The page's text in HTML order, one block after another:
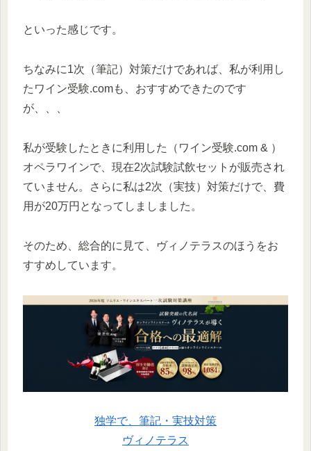
といった感じです。
ちなみに1次（筆記）対策だけであれば、私が利用し
たワイン受験.comも、おすすめできたのです
が、、、
私が受験したときに利用した（ワイン受験.com & ）
オペラワインで、現在2次試験試飲セットが販売され
ていません。さらに私は2次（実技）対策だけで、費
用が20万円となってしましました。
そのため、総合的に見て、ヴィノテラスのほうをお
すすめしています。
独学で、筆記・実技対策
ヴィノテラス